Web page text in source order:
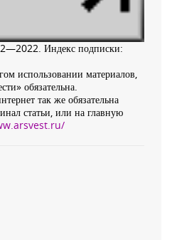
Индекс подписки:
использовании материалов,
обязательна.
так же обязательна
статьи, или на главную